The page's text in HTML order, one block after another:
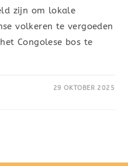
zijn om lokale
volkeren te vergoeden
Congolese bos te
29 OKTOBER 2025